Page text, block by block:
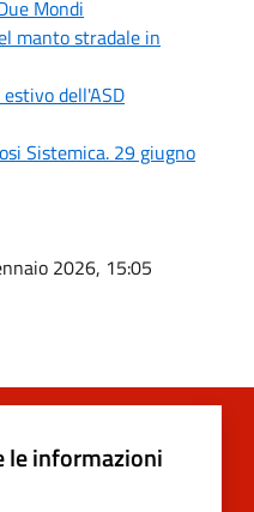
Mondi
manto stradale in
dell'ASD
Sistemica. 29 giugno
2026, 15:05
le informazioni